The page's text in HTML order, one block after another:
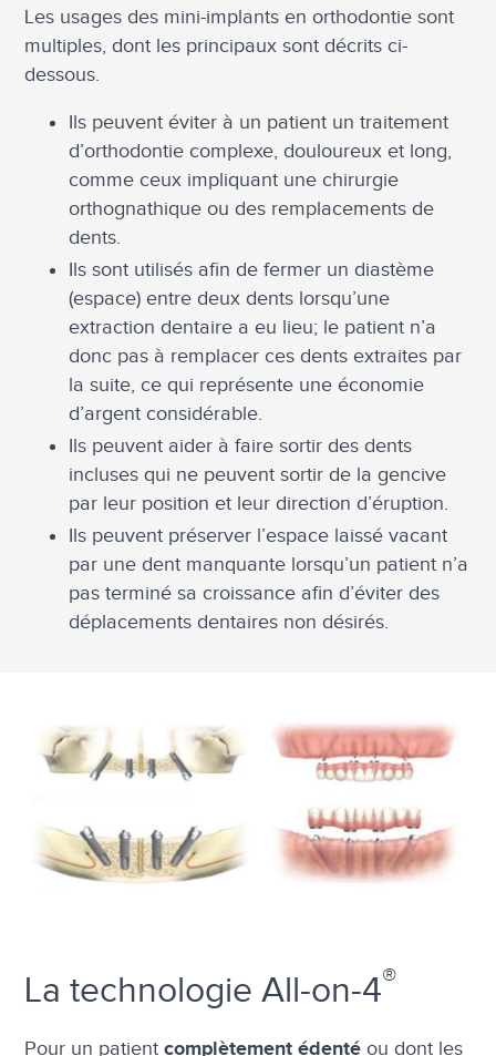
Les usages des mini-implants en orthodontie sont
multiples, dont les principaux sont décrits ci-
dessous.
Ils peuvent éviter à un patient un traitement
d’orthodontie complexe, douloureux et long,
comme ceux impliquant une chirurgie
orthognathique ou des remplacements de
dents.
Ils sont utilisés afin de fermer un diastème
(espace) entre deux dents lorsqu’une
extraction dentaire a eu lieu; le patient n’a
donc pas à remplacer ces dents extraites par
la suite, ce qui représente une économie
d’argent considérable.
Ils peuvent aider à faire sortir des dents
incluses qui ne peuvent sortir de la gencive
par leur position et leur direction d’éruption.
Ils peuvent préserver l’espace laissé vacant
par une dent manquante lorsqu’un patient n’a
pas terminé sa croissance afin d’éviter des
déplacements dentaires non désirés.
La technologie All-on-4®
Pour un patient
ou dont les